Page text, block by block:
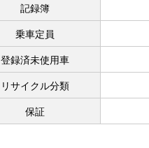
記録簿
乗車定員
登録済未使用車
リサイクル分類
保証